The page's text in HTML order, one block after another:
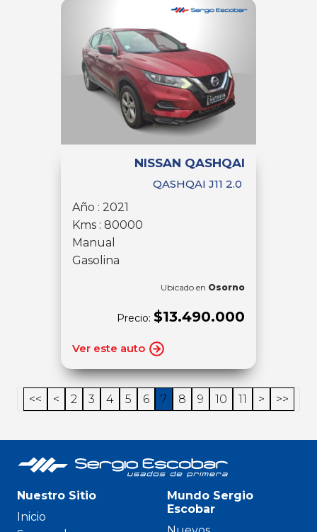
NISSAN QASHQAI
QASHQAI J11 2.0
Año : 2021
Kms : 80000
Manual
Gasolina
Ubicado en Osorno
Precio: $13.490.000
Ver este auto
<< < 2 3 4 5 6 7 8 9 10 11 > >>
Nuestro Sitio
Inicio
Mundo Sergio
Escobar